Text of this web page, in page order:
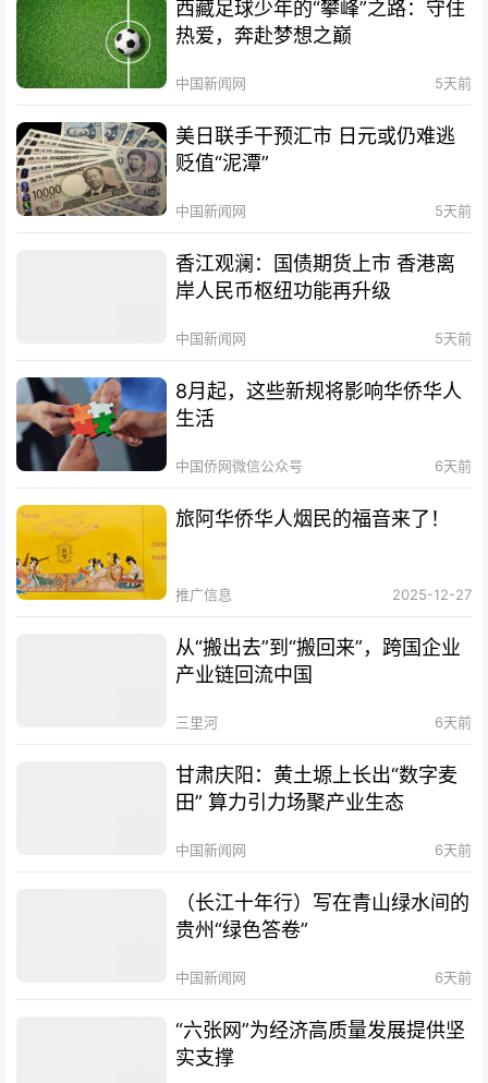
西藏足球少年的“攀峰”之路：守住
热爱，奔赴梦想之巅
中国新闻网 5天前
美日联手干预汇市 日元或仍难逃
贬值“泥潭”
中国新闻网 5天前
香江观澜：国债期货上市 香港离
岸人民币枢纽功能再升级
中国新闻网 5天前
8月起，这些新规将影响华侨华人
生活
中国侨网微信公众号 6天前
旅阿华侨华人烟民的福音来了！
推广信息 2025-12-27
从“搬出去”到“搬回来”，跨国企业
产业链回流中国
三里河 6天前
甘肃庆阳：黄土塬上长出“数字麦
田” 算力引力场聚产业生态
中国新闻网 6天前
（长江十年行）写在青山绿水间的
贵州“绿色答卷”
中国新闻网 6天前
“六张网”为经济高质量发展提供坚
实支撑